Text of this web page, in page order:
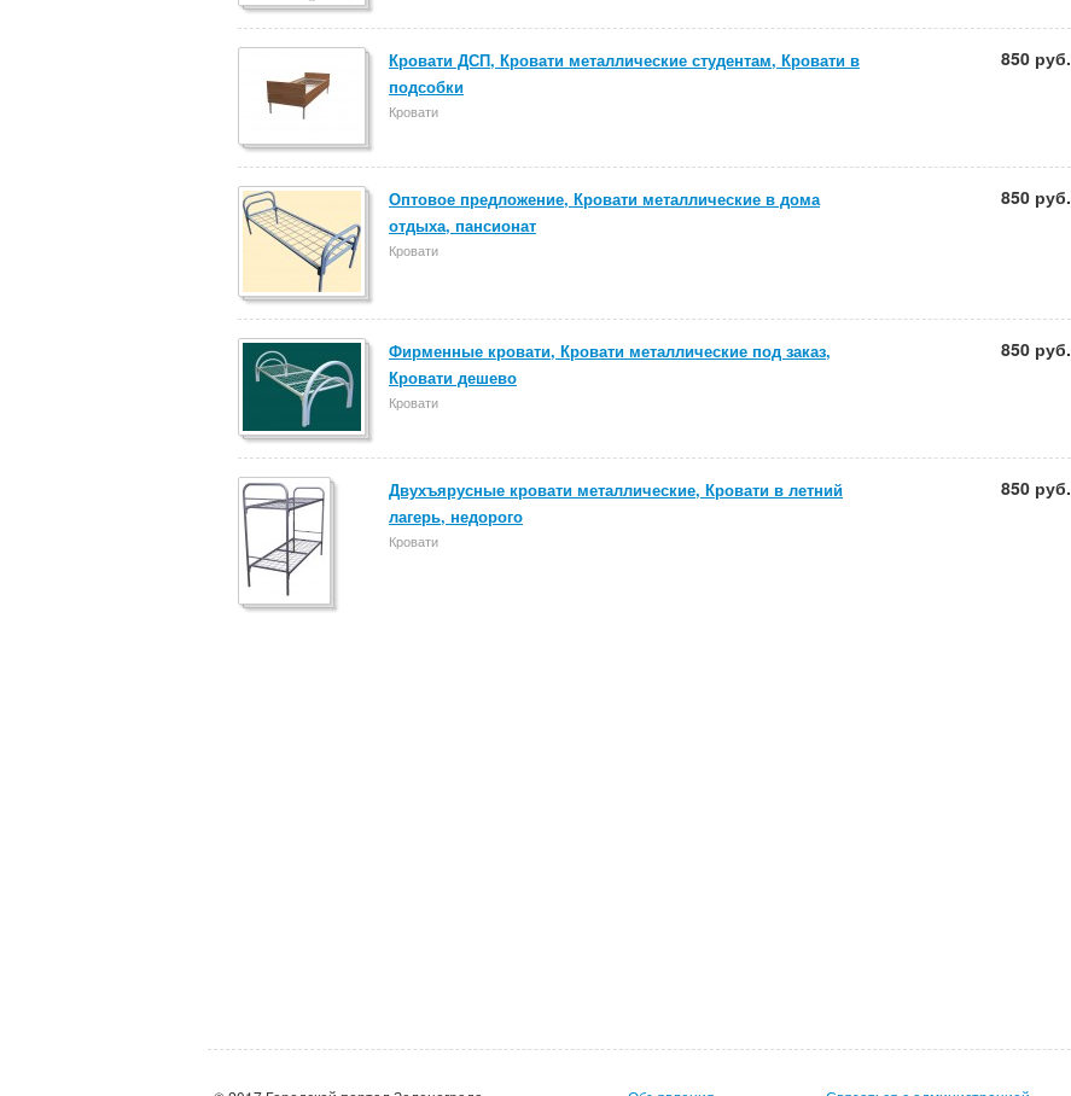
Кровати ДСП, Кровати металлические студентам, Кровати в
подсобки
Кровати
850 руб.
Оптовое предложение, Кровати металлические в дома
отдыха, пансионат
Кровати
850 руб.
Фирменные кровати, Кровати металлические под заказ,
Кровати дешево
Кровати
850 руб.
Двухъярусные кровати металлические, Кровати в летний
лагерь, недорого
Кровати
850 руб.